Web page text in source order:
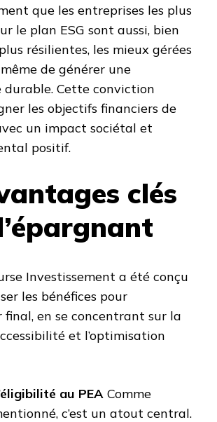
que les entreprises les plus
le plan ESG sont aussi, bien
résilientes, les mieux gérées
de générer une
durable. Cette conviction
les objectifs financiers de
un impact sociétal et
positif.
clés
Investissement a été conçu
les bénéfices pour
final, en se concentrant sur la
et l’optimisation
au PEA Comme
c’est un atout central.